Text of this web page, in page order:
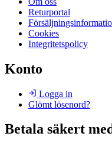
Returportal
Cookies
Integritetspolicy
Konto
Logga in
Glömt lösenord?
Betala säkert